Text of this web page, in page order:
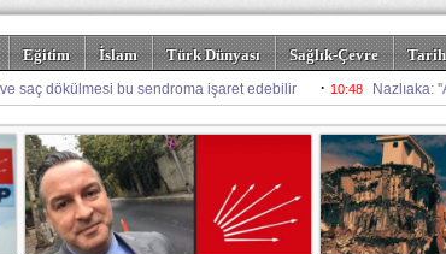
Eğitim İslam Türk Dünyası Sağlık-Çevre Tarih
Foto Galeriler